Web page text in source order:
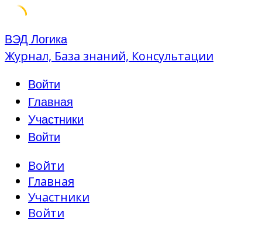
Skip
to
ВЭД Логика
Журнал, База знаний, Консультации
Войти
Главная
Участники
Войти
Войти
Главная
Участники
Войти